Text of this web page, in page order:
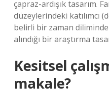
çapraz-ardışık tasarım.
düzeylerindeki katılımcı
belirli bir zaman
alındığı bir araştırma
Kesitsel
makale?